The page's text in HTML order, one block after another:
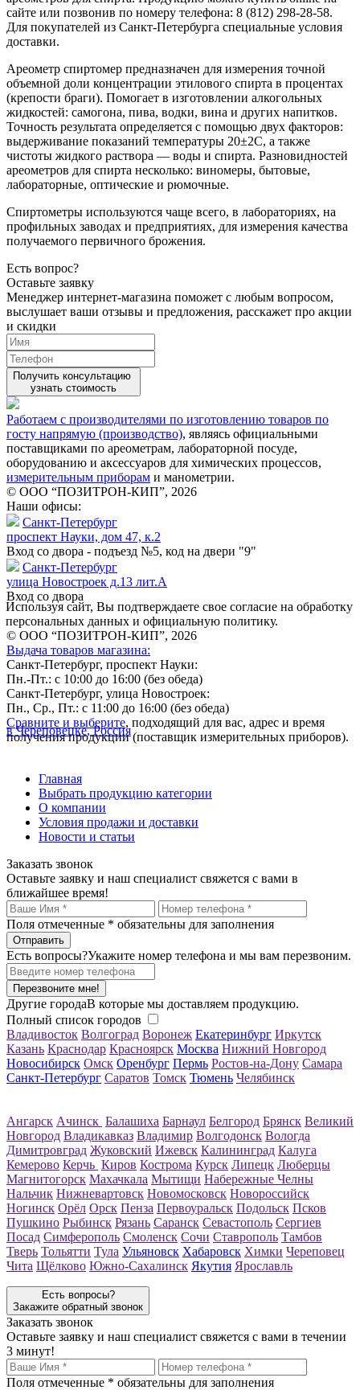
сайте или позвонив по номеру телефона: 8 (812) 298-28-58.
Для покупателей из Санкт-Петербурга специальные условия
доставки.
Ареометр спиртомер предназначен для измерения точной
объемной доли концентрации этилового спирта в процентах
(крепости браги). Помогает в изготовлении алкогольных
жидкостей: самогона, пива, водки, вина и других напитков.
Точность результата определяется с помощью двух факторов:
выдерживание показаний температуры 20±2С, а также
чистоты жидкого раствора — воды и спирта. Разновидностей
ареометров для спирта несколько: виномеры, бытовые,
лабораторные, оптические и рюмочные.
Спиртометры используются чаще всего, в лабораториях, на
профильных заводах и предприятиях, для измерения качества
получаемого первичного брожения.
Есть вопрос?
Оставьте заявку
Менеджер интернет-магазина поможет с любым вопросом,
выслушает ваши отзывы и предложения, расскажет про акции
и скидки
Получить консультацию
узнать стоимость
Работаем с производителями по изготовлению товаров по
госту напрямую (производство), являясь официальными
поставщиками по ареометрам, лабораторной посуде,
оборудованию и аксессуаров для химических процессов,
измерительным приборам и манометрии.
© ООО “ПОЗИТРОН-КИП”, 2026
Наши офисы:
Санкт-Петербург
проспект Науки, дом 47, к.2
Вход со двора - подъезд №5, код на двери "9"
Санкт-Петербург
улица Новостроек д.13 лит.А
Вход со двора
Используя сайт, Вы подтверждаете свое согласие на обработку
персональных данных и официальную политику.
© ООО “ПОЗИТРОН-КИП”, 2026
Выдача товаров магазина:
Санкт-Петербург, проспект Науки:
Пн.-Пт.: с 10:00 до 16:00 (без обеда)
Санкт-Петербург, улица Новостроек:
Пн., Ср., Пт.: с 11:00 до 16:00 (без обеда)
Сравните и выберите, подходящий для вас, адрес и время
получения продукции (поставщик измерительных приборов).
в Череповецке, Россия
Главная
Выбрать продукцию категории
О компании
Условия продажи и доставки
Новости и статьи
Заказать звонок
Оставьте заявку и наш специалист свяжется с вами в
ближайшее время!
Поля отмеченные * обязательны для заполнения
Есть вопросы?Укажите номер телефона и мы вам перезвоним.
Перезвоните мне!
Другие городаВ которые мы доставляем продукцию.
Полный список городов
Владивосток Волгоград Воронеж Екатеринбург Иркутск
Казань Краснодар Красноярск Москва Нижний Новгород
Новосибирск Омск Оренбург Пермь Ростов-на-Дону Самара
Санкт-Петербург Саратов Томск Тюмень Челябинск
Ангарск Ачинск Балашиха Барнаул Белгород Брянск Великий
Новгород Владикавказ Владимир Волгодонск Вологда
Димитровград Жуковский Ижевск Калининград Калуга
Кемерово Керчь Киров Кострома Курск Липецк Люберцы
Магнитогорск Махачкала Мытищи Набережные Челны
Нальчик Нижневартовск Новомосковск Новороссийск
Ногинск Орёл Орск Пенза Первоуральск Подольск Псков
Пушкино Рыбинск Рязань Саранск Севастополь Сергиев
Посад Симферополь Смоленск Сочи Ставрополь Тамбов
Тверь Тольятти Тула Ульяновск Хабаровск Химки Череповец
Чита Щёлково Южно-Сахалинск Якутия Ярославль
Есть вопросы?
Закажите обратный звонок
Заказать звонок
Оставьте заявку и наш специалист свяжется с вами в течении
3 минут!
Поля отмеченные * обязательны для заполнения